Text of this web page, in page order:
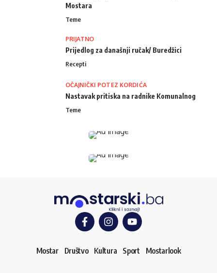
Mostara
Teme
PRIJATNO
Prijedlog za današnji ručak/ Buredžici
Recepti
OČAJNIČKI POTEZ KORDIĆA
Nastavak pritiska na radnike Komunalnog
Teme
Mostar Društvo Kultura Sport Mostarlook